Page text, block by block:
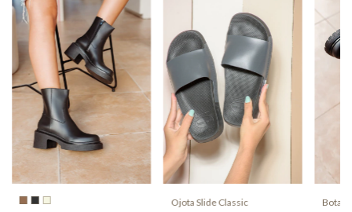
Ojota Slide Classic Bota